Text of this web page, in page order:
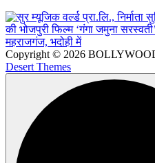
Copyright © 2026
Desert Themes